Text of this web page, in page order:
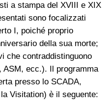
a stampa del XVIII e XIX
sono focalizzati
I, poiché proprio
della sua morte;
che contraddistinguono
ASM, ecc.). Il programma
presso lo SCADA,
Visitation) è il seguente: